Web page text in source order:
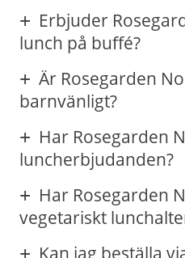
Erbjuder
lunch på buffé?
Är Rosegarden
barnvänligt?
Har Rosegarden
luncherbjudanden?
Har Rosegarden
vegetariskt
Kan jag beställa